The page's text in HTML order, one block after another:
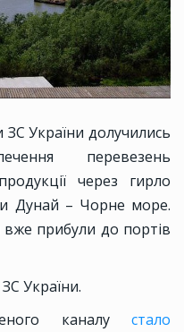
України долучились
перевезень
через гирло
Дунай – Чорне море.
вже прибули до портів
України.
каналу стало